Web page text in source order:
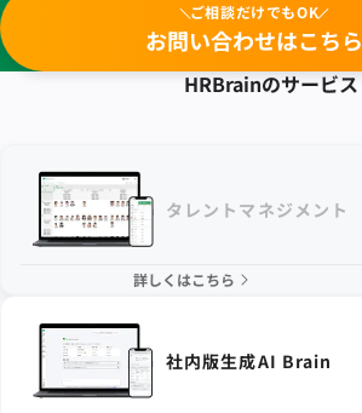
ご相談だけでもOK
お問い合わせはこちら
HRBrainのサービス
タレントマネジメント
詳しくはこちら
社内版生成AI Brain